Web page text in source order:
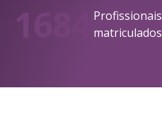
1684
Profissionais
matriculados